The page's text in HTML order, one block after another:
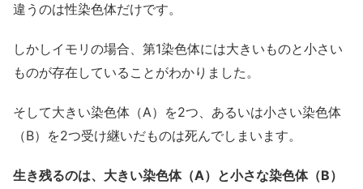
違うのは性染色体だけです。
しかしイモリの場合、第1染色体には大きいものと小さい
ものが存在していることがわかりました。
そして大きい染色体（A）を2つ、あるいは小さい染色体
（B）を2つ受け継いだものは死んでしまいます。
生き残るのは、大きい染色体（A）と小さな染色体（B）